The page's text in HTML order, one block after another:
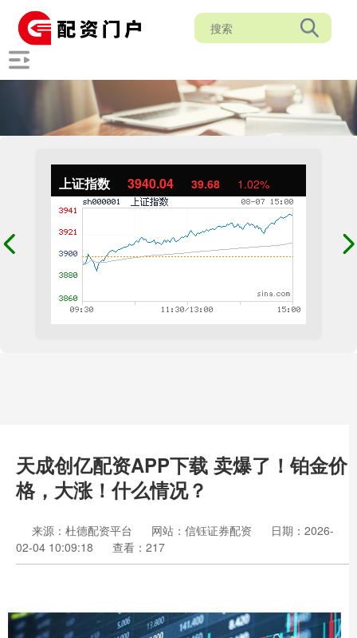
上证指数 3940.04 39.68 1.02%
天成创亿配资APP下载 卖爆了！铂金价
格，大涨！什么情况？
来源：杜德配资平台 网站：信钰证券配资
日期：2026-
02-04 10:09:18
查看：217